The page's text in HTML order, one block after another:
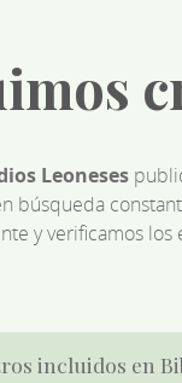
Leoneses
búsqueda
y verificamos
incluidos en